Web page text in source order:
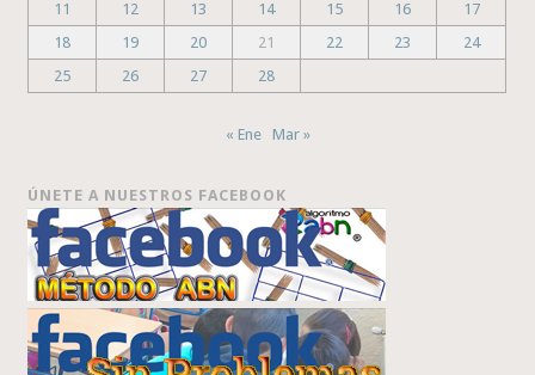
11
12 13 14 15 16
17
18
19 20 21 22 23
24
25
26 27 28
« Ene Mar »
ÚNETE A NUESTROS FACEBOOK